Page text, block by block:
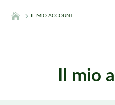
IL MIO ACCOUNT
Il mio